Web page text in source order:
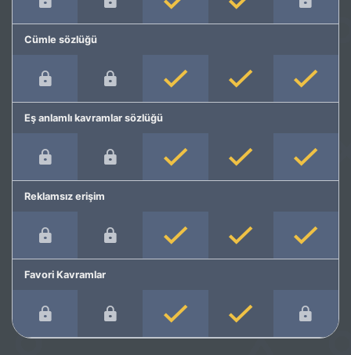
Cümle sözlüğü
Eş anlamlı kavramlar sözlüğü
Reklamsız erişim
Favori Kavramlar